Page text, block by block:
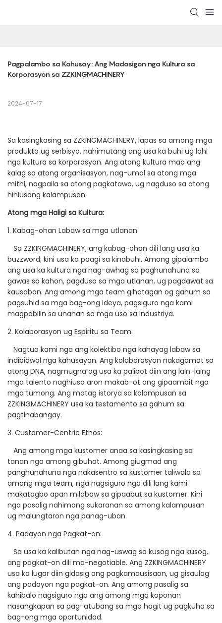
Pagpalambo sa Kahusay: Ang Madasigon nga Kultura sa
Korporasyon sa ZZKINGMACHINERY
2024-07-17
Sa kasingkasing sa ZZKINGMACHINERY, lapas sa among mga
produkto ug serbisyo, nahimutang ang usa ka buhi ug lahi
nga kultura sa korporasyon. Ang atong kultura mao ang
kalag sa atong organisasyon, nag-umol sa atong mga
mithi, nagpaila sa atong pagkatawo, ug nagduso sa atong
hiniusang kalampusan.
Atong mga Haligi sa Kultura:
1. Kabag-ohan Labaw sa mga utlanan:
Sa ZZKINGMACHINERY, ang kabag-ohan dili lang usa ka
buzzword; kini usa ka paagi sa kinabuhi. Among gipalambo
ang usa ka kultura nga nag-awhag sa paghunahuna sa
gawas sa kahon, pagduso sa mga utlanan, ug pagdawat sa
kausaban. Ang among mga team gihatagan og gahum sa
pagsuhid sa mga bag-ong ideya, pagsiguro nga kami
magpabilin sa unahan sa mga uso sa industriya.
2. Kolaborasyon ug Espiritu sa Team:
Nagtuo kami nga ang kolektibo nga kahayag labaw sa
indibidwal nga kahusayan. Ang kolaborasyon nakagamot sa
atong DNA, nagmugna og usa ka palibot diin ang lain-laing
mga talento naghiusa aron makab-ot ang gipaambit nga
mga tumong. Ang matag istorya sa kalampusan sa
ZZKINGMACHINERY usa ka testamento sa gahum sa
pagtinabangay.
3. Customer-Centric Ethos:
Ang among mga kustomer anaa sa kasingkasing sa
tanan nga among gibuhat. Among giugmad ang
panghunahuna nga nakasentro sa kustomer taliwala sa
among mga team, nga nagsiguro nga dili lang kami
makatagbo apan milabaw sa gipaabut sa kustomer. Kini
nga pasalig nahimong sukaranan sa among kalampusan
ug malungtaron nga panag-uban.
4. Padayon nga Pagkat-on:
Sa usa ka kalibutan nga nag-uswag sa kusog nga kusog,
ang pagkat-on dili ma-negotiable. Ang ZZKINGMACHINERY
usa ka lugar diin gidasig ang pagkamausisaon, ug gisaulog
ang padayon nga pagkat-on. Ang among pasalig sa
kahibalo nagsiguro nga ang among mga koponan
nasangkapan sa pag-atubang sa mga hagit ug pagkuha sa
bag-ong mga oportunidad.